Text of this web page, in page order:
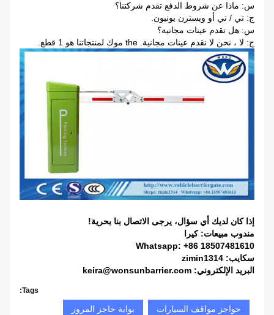
س: ماذا عن شروط الدفع تقدم شركتنا؟
ج: تي / تي أو ويسترن يونيون.
س: هل تقدم عينات مجانية؟
ج: لا ، نحن لا نقدم عينات مجانية. the موك لمنتجاتنا هو 1 قطع.
إذا كان لديك أي سؤال، يرجى الاتصال بنا بحرية!
مندوب مبيعات: كيرا
Whatsapp: +86 18507481610
سكايب: zimin1314
البريد الإلكتروني: keira@wonsunbarrier.com
Tags:
حواجز مواقف السيارات بوابة حاجز المرور